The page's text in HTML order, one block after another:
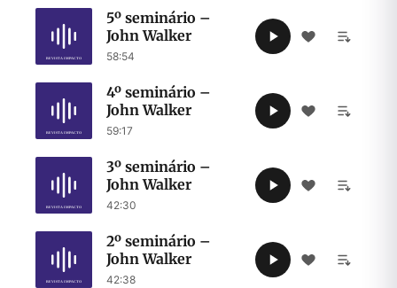
5º seminário –
John Walker
58:54
4º seminário –
John Walker
59:17
3º seminário –
John Walker
42:30
2º seminário –
John Walker
42:38